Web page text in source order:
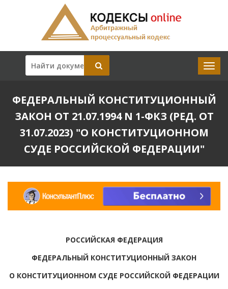
ФЕДЕРАЛЬНЫЙ КОНСТИТУЦИОННЫЙ
ЗАКОН ОТ 21.07.1994 N 1-ФКЗ (РЕД. ОТ
31.07.2023) "О КОНСТИТУЦИОННОМ
СУДЕ РОССИЙСКОЙ ФЕДЕРАЦИИ"
РОССИЙСКАЯ ФЕДЕРАЦИЯ
ФЕДЕРАЛЬНЫЙ КОНСТИТУЦИОННЫЙ ЗАКОН
О КОНСТИТУЦИОННОМ СУДЕ РОССИЙСКОЙ ФЕДЕРАЦИИ